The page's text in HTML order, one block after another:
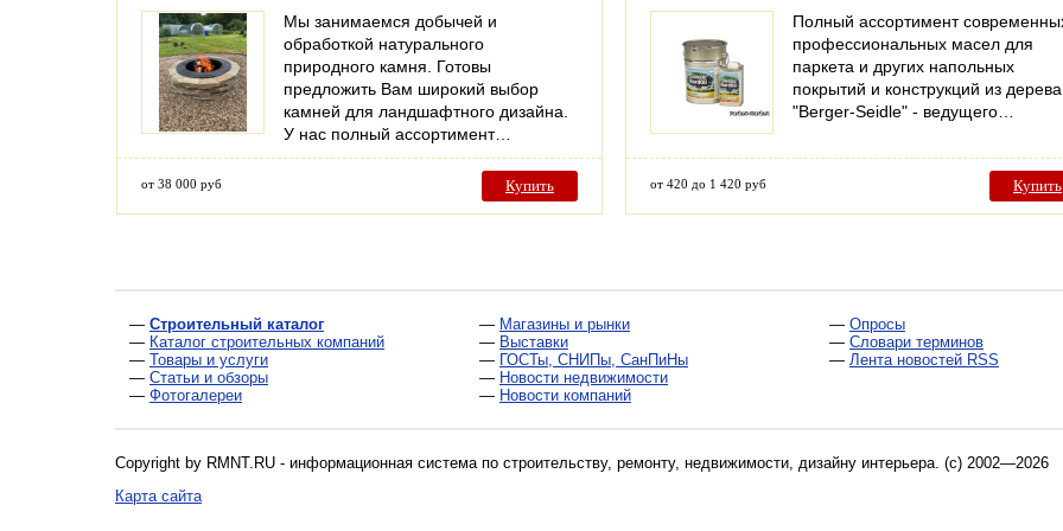
Мы занимаемся добычей и
обработкой натурального
природного камня. Готовы
предложить Вам широкий выбор
камней для ландшафтного дизайна.
У нас полный ассортимент…
от 38 000 руб Купить
Полный ассортимент
профессиональных масел для
паркета и других напольных
покрытий и конструкций из
"Berger-Seidle" - ведущего…
от 420 до 1 420 руб Купить
— Строительный каталог
— Каталог строительных компаний
— Товары и услуги
— Статьи и обзоры
— Фотогалереи
— Магазины и рынки
— Выставки
— ГОСТы, СНИПы, СанПиНы
— Новости недвижимости
— Новости компаний
— Опросы
— Словари терминов
— Лента новостей RSS
Copyright by RMNT.RU - информационная система по строительству, ремонту, недвижимости, дизайну интерьера. (c) 2002—2026
Карта сайта